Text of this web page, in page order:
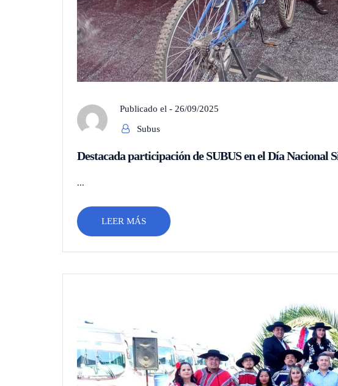
Publicado el - 26/09/2025
Subus
Destacada participación de SUBUS en el Día Nacional
...
LEER MÁS